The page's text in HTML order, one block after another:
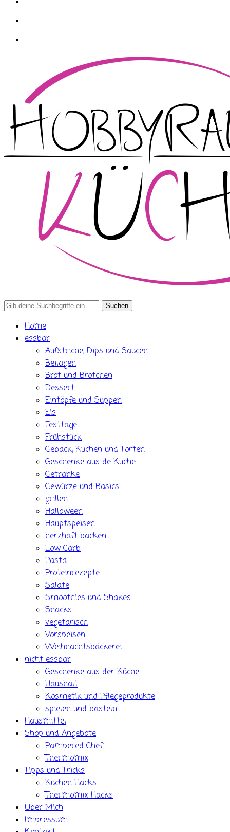
Search
Home
essbar
Aufstriche, Dips und Saucen
Beilagen
Brot und Brötchen
Dessert
Eintöpfe und Suppen
Eis
Festtage
Frühstück
Gebäck, Kuchen und Torten
Geschenke aus de Küche
Getränke
Gewürze und Basics
grillen
Halloween
Hauptspeisen
herzhaft backen
Low Carb
Pasta
Proteinrezepte
Salate
Smoothies und Shakes
Snacks
vegetarisch
Vorspeisen
Weihnachtsbäckerei
nicht essbar
Geschenke aus der Küche
Haushalt
Kosmetik und Pflegeprodukte
spielen und basteln
Hausmittel
Shop und Angebote
Pampered Chef
Thermomix
Tipps und Tricks
Küchen Hacks
Thermomix Hacks
Über Mich
Impressum